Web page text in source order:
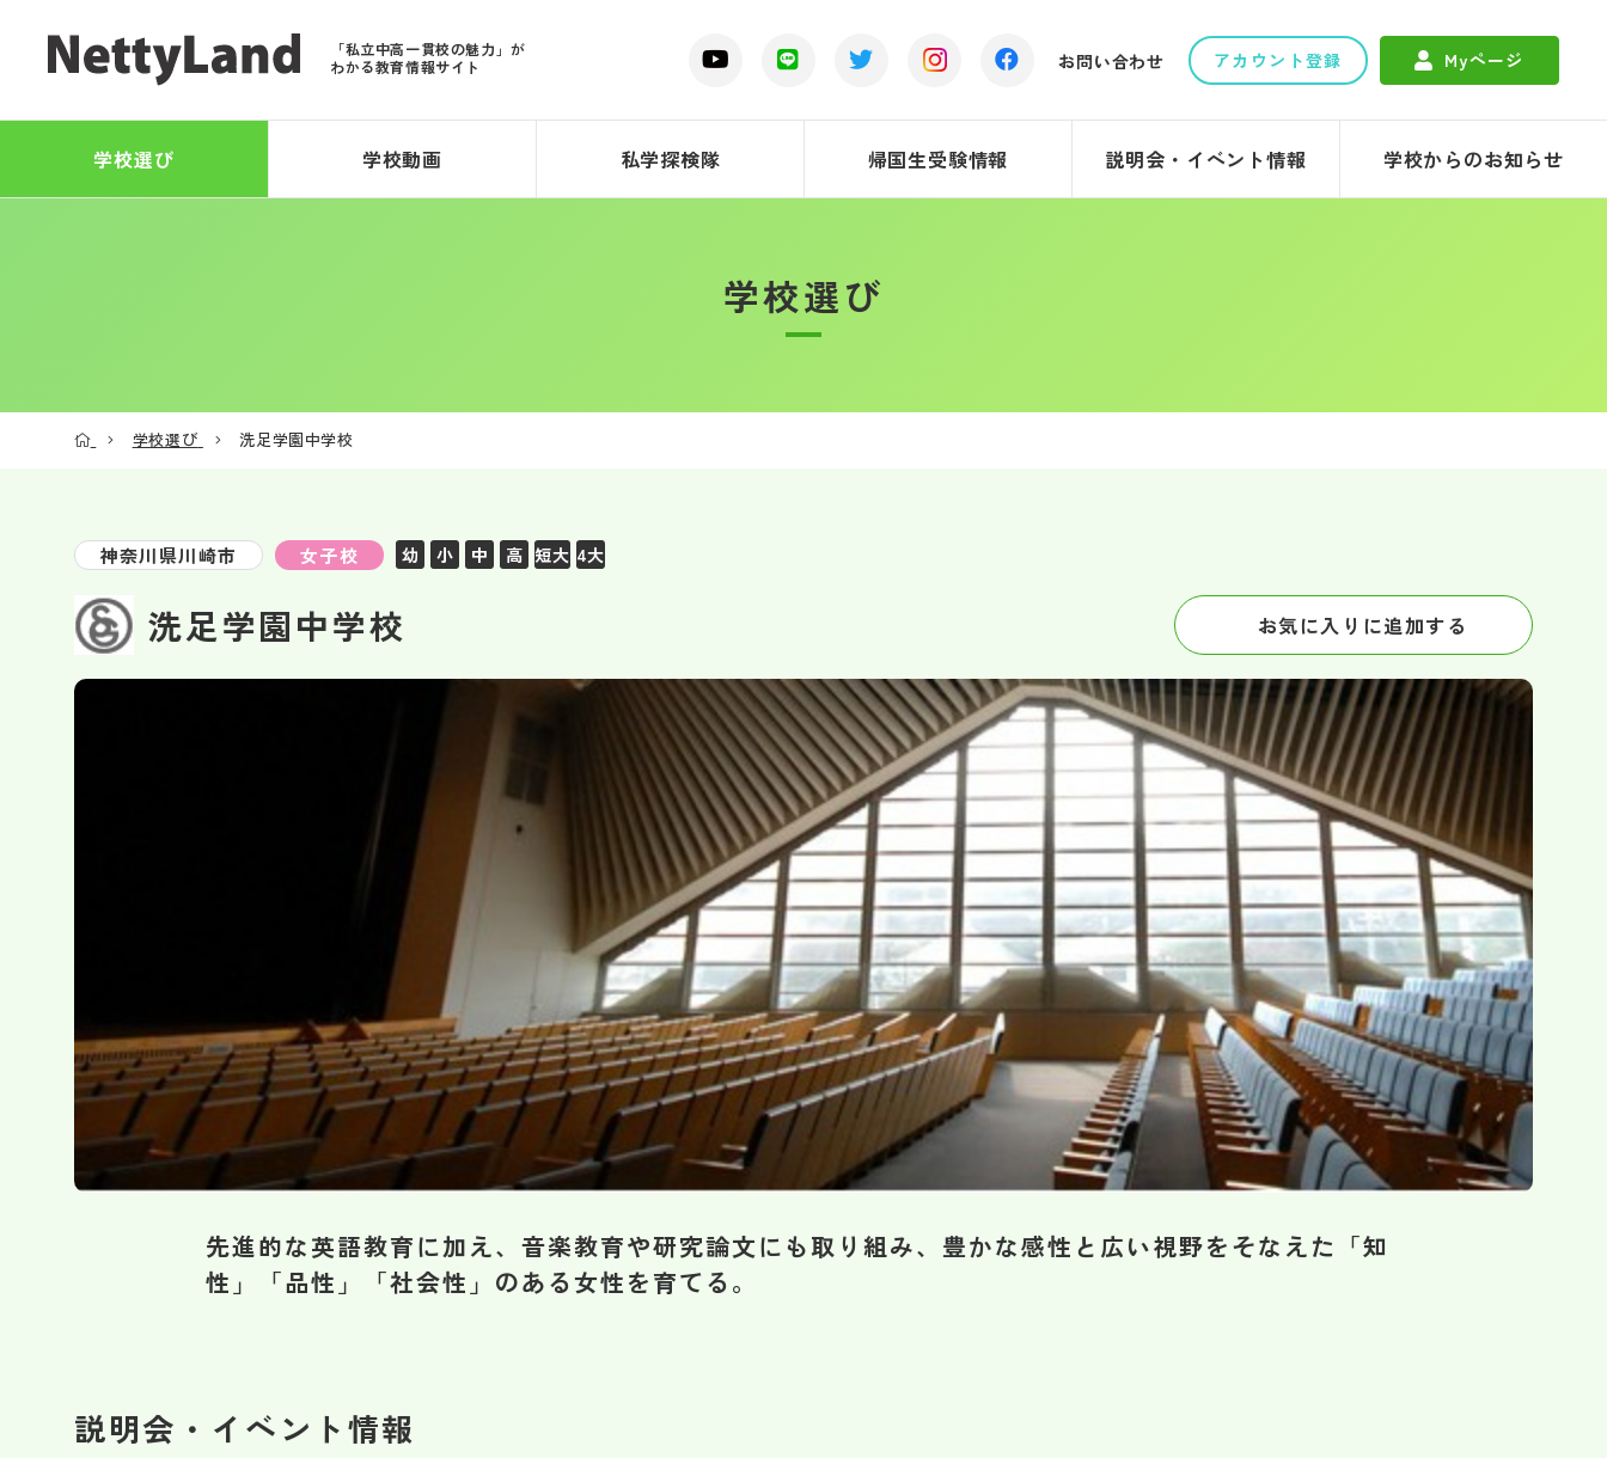
「私立中高一貫校の魅力」が
わかる教育情報サイト
お問い合わせ アカウント登録 Myページ
学校選び 学校動画 私学探検隊 帰国生受験情報 説明会・イベント情報 学校からのお知らせ
学校選び
学校選び 洗足学園中学校
神奈川県川崎市 女子校 幼 小 中 高 短大 4大
洗足学園中学校 お気に入りに追加する
先進的な英語教育に加え、音楽教育や研究論文にも取り組み、豊かな感性と広い視野をそなえた「知
性」「品性」「社会性」のある女性を育てる。
説明会・イベント情報